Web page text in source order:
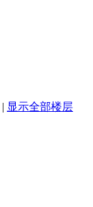
| 显示全部楼层